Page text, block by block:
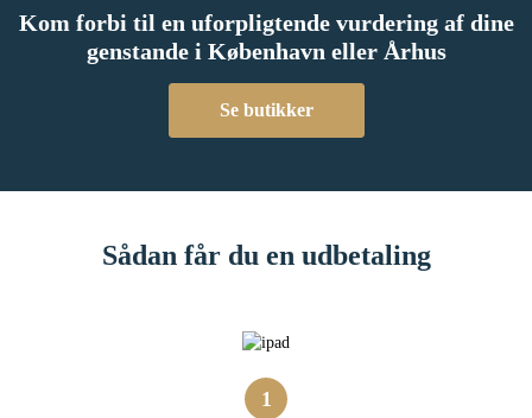
Kom forbi til en uforpligtende vurdering af dine
genstande i København eller Århus
Se butikker
Sådan får du en udbetaling
1